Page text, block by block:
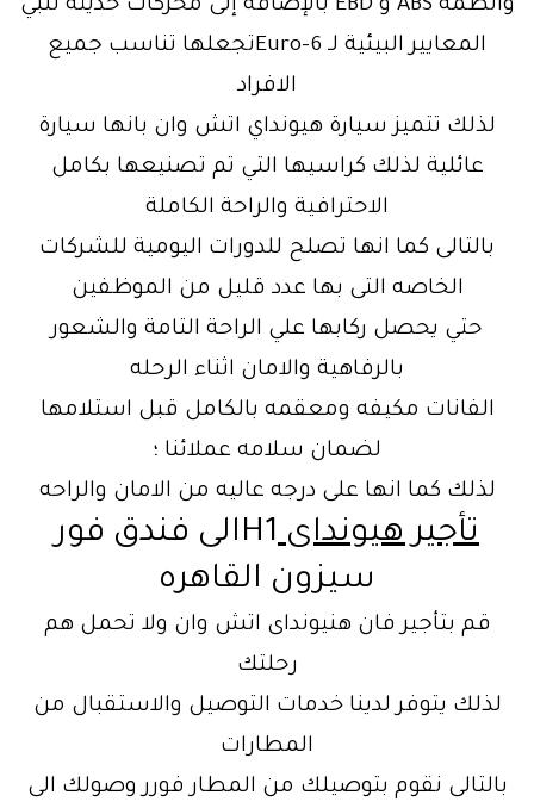
وأنظمة ABS و EBD بالإضافة إلى محركات حديثة تلبي
المعايير البيئية لـ Euro-6تجعلها تناسب جميع
الافراد
لذلك تتميز سيارة هيونداي اتش وان بانها سيارة
عائلية لذلك كراسيها التي تم تصنيعها بكامل
الاحترافية والراحة الكاملة
بالتالى كما انها تصلح للدورات اليومية للشركات
الخاصه التى بها عدد قليل من الموظفين
حتي يحصل ركابها علي الراحة التامة والشعور
بالرفاهية والامان اثناء الرحله
الفانات مكيفه ومعقمه بالكامل قبل استلامها
لضمان سلامه عملائنا ؛
لذلك كما انها على درجه عاليه من الامان والراحه
تأجير هيونداى
H1الى فندق فور
سيزون القاهره
قم بتأجير فان هنيونداى اتش وان ولا تحمل هم
رحلتك
لذلك يتوفر لدينا خدمات التوصيل والاستقبال من
المطارات
بالتالى نقوم بتوصيلك من المطار فورر وصولك الى